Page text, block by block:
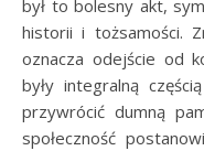
był to bolesny akt,
historii i tożsamości.
oznacza odejście od
były integralną
przywrócić dumną
społeczność